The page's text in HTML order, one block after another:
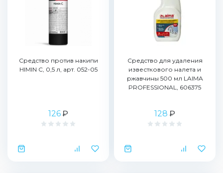
Средство против накипи
HIMIN C, 0,5 л, арт. 052-05
126₽
Средство для удаления
известкового налета и
ржавчины 500 мл LAIMA
PROFESSIONAL, 606375
128 ₽